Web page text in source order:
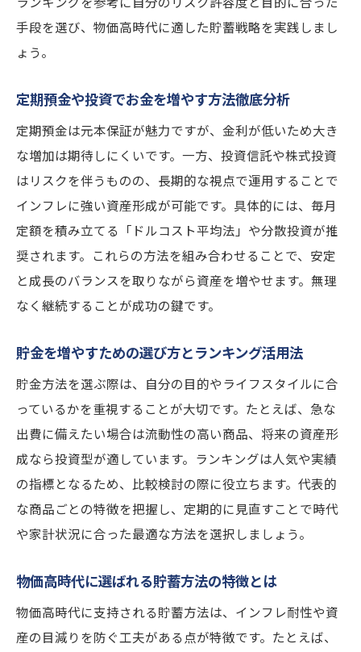
手段を選び、物価高時代に適した貯蓄戦略を実践しまし
ょう。
定期預金や投資でお金を増やす方法徹底分析
定期預金は元本保証が魅力ですが、金利が低いため大き
な増加は期待しにくいです。一方、投資信託や株式投資
はリスクを伴うものの、長期的な視点で運用することで
インフレに強い資産形成が可能です。具体的には、毎月
定額を積み立てる「ドルコスト平均法」や分散投資が推
奨されます。これらの方法を組み合わせることで、安定
と成長のバランスを取りながら資産を増やせます。無理
なく継続することが成功の鍵です。
貯金を増やすための選び方とランキング活用法
貯金方法を選ぶ際は、自分の目的やライフスタイルに合
っているかを重視することが大切です。たとえば、急な
出費に備えたい場合は流動性の高い商品、将来の資産形
成なら投資型が適しています。ランキングは人気や実績
の指標となるため、比較検討の際に役立ちます。代表的
な商品ごとの特徴を把握し、定期的に見直すことで時代
や家計状況に合った最適な方法を選択しましょう。
物価高時代に選ばれる貯蓄方法の特徴とは
物価高時代に支持される貯蓄方法は、インフレ耐性や資
産の目減りを防ぐ工夫がある点が特徴です。たとえば、